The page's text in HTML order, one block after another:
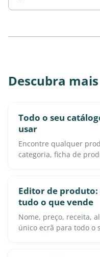
Descubra mais
Todo o seu
usar
Encontre qualquer
categoria, ficha de
Editor de
tudo o que vende
Nome, preço, receita,
único ecrã para todo o